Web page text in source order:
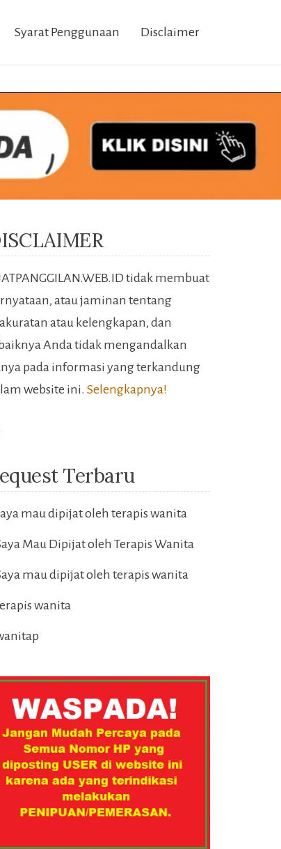
Syarat Penggunaan Disclaimer
tidak membuat
atau jaminan tentang
atau kelengkapan, dan
Anda tidak mengandalkan
pada informasi yang terkandung
website ini. Selengkapnya!
Terbaru
mau dipijat oleh terapis wanita
Mau Dipijat oleh Terapis Wanita
mau dipijat oleh terapis wanita
wanita